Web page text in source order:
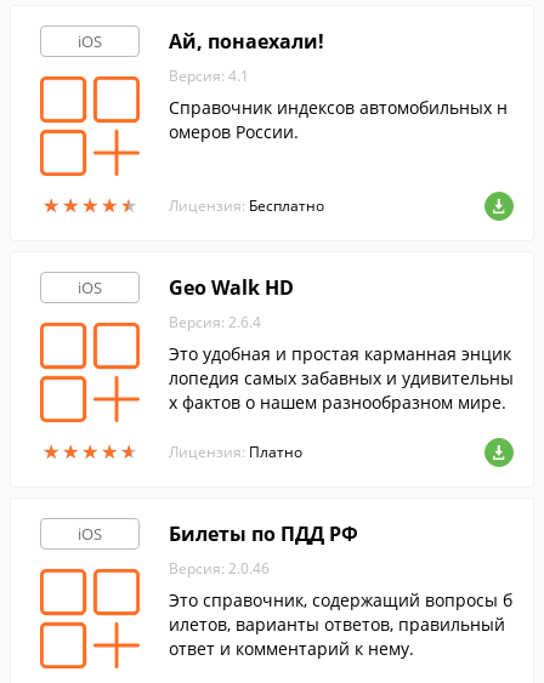
iOS
★★★★★
★★★★★
Ай, понаехали!
Версия: 4.1
Справочник индексов автомобильных н
омеров России.
Лицензия: Бесплатно
iOS
★★★★★
★★★★★
Geo Walk HD
Версия: 2.6.4
Это удобная и простая карманная энцик
лопедия самых забавных и удивительны
х фактов о нашем разнообразном мире.
Лицензия: Платно
iOS Билеты по ПДД РФ
Версия: 2.0.46
Это справочник, содержащий вопросы б
илетов, варианты ответов, правильный
ответ и комментарий к нему.